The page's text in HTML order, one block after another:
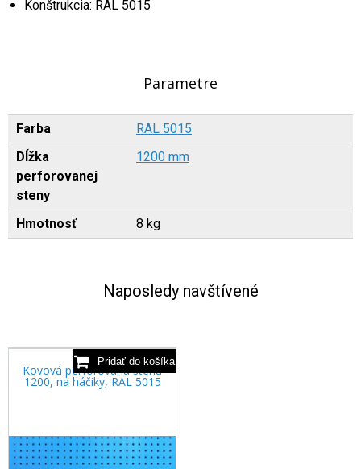
Konštrukcia: RAL 5015
Parametre
Farba
RAL 5015
Dĺžka
perforovanej
steny
1200 mm
Hmotnosť 8 kg
Naposledy navštívené
Kovová perforovaná stena
1200, na háčiky, RAL 5015